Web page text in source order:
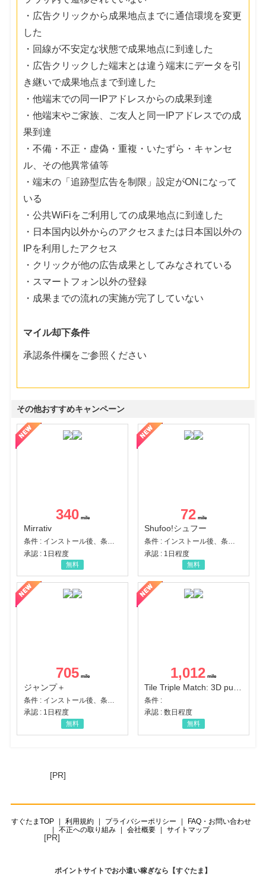
・広告クリックから成果地点までに通信環境を変更
した
・回線が不安定な状態で成果地点に到達した
・広告クリックした端末とは違う端末にデータを引
き継いで成果地点まで到達した
・他端末での同一IPアドレスからの成果到達
・他端末やご家族、ご友人と同一IPアドレスでの成
果到達
・不備・不正・虚偽・重複・いたずら・キャンセ
ル、その他異常値等
・端末の「追跡型広告を制限」設定がONになって
いる
・公共WiFiをご利用しての成果地点に到達した
・日本国内以外からのアクセスまたは日本国以外の
IPを利用したアクセス
・クリックが他の広告成果としてみなされている
・スマートフォン以外の登録
・成果までの流れの実施が完了していない
マイル却下条件
承認条件欄をご参照ください
その他おすすめキャンペーン
340
Mirrativ
条件 : インストール後、条件達成
承認 : 1日程度
無料
72
Shufoo!シュフー
条件 : インストール後、条件達成
承認 : 1日程度
無料
705
ジャンプ＋
承認 : 1日程度
無料
1,012
条件 :
承認 : 数日程度
無料
[PR]
すぐたまTOP 利用規約 プライバシーポリシー
FAQ・お問い合わせ
不正への取り組み
会社概要 サイトマップ
[PR]
ポイントサイトでお小遣い稼ぎなら【すぐたま】